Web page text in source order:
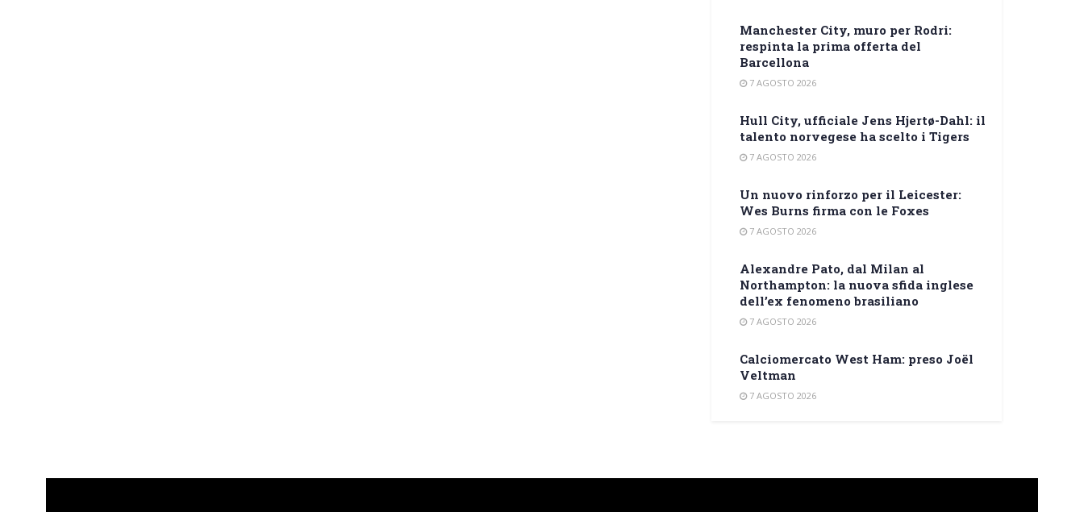
Manchester City, muro per Rodri:
respinta la prima offerta del
Barcellona
7 AGOSTO 2026
Hull City, ufficiale Jens Hjertø-Dahl: il
talento norvegese ha scelto i Tigers
7 AGOSTO 2026
Un nuovo rinforzo per il Leicester:
Wes Burns firma con le Foxes
7 AGOSTO 2026
Alexandre Pato, dal Milan al
Northampton: la nuova sfida inglese
dell’ex fenomeno brasiliano
7 AGOSTO 2026
Calciomercato West Ham: preso Joël
Veltman
7 AGOSTO 2026